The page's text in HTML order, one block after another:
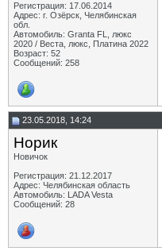
Регистрация: 17.06.2014
Адрес: г. Озёрск, Челябинская
обл.
Автомобиль: Granta FL, люкс
2020 / Веста, люкс, Платина 2022
Возраст: 52
Сообщений: 258
23.05.2018, 14:24
Норик
Новичок
Регистрация: 21.12.2017
Адрес: Челябинская область
Автомобиль: LADA Vesta
Сообщений: 28